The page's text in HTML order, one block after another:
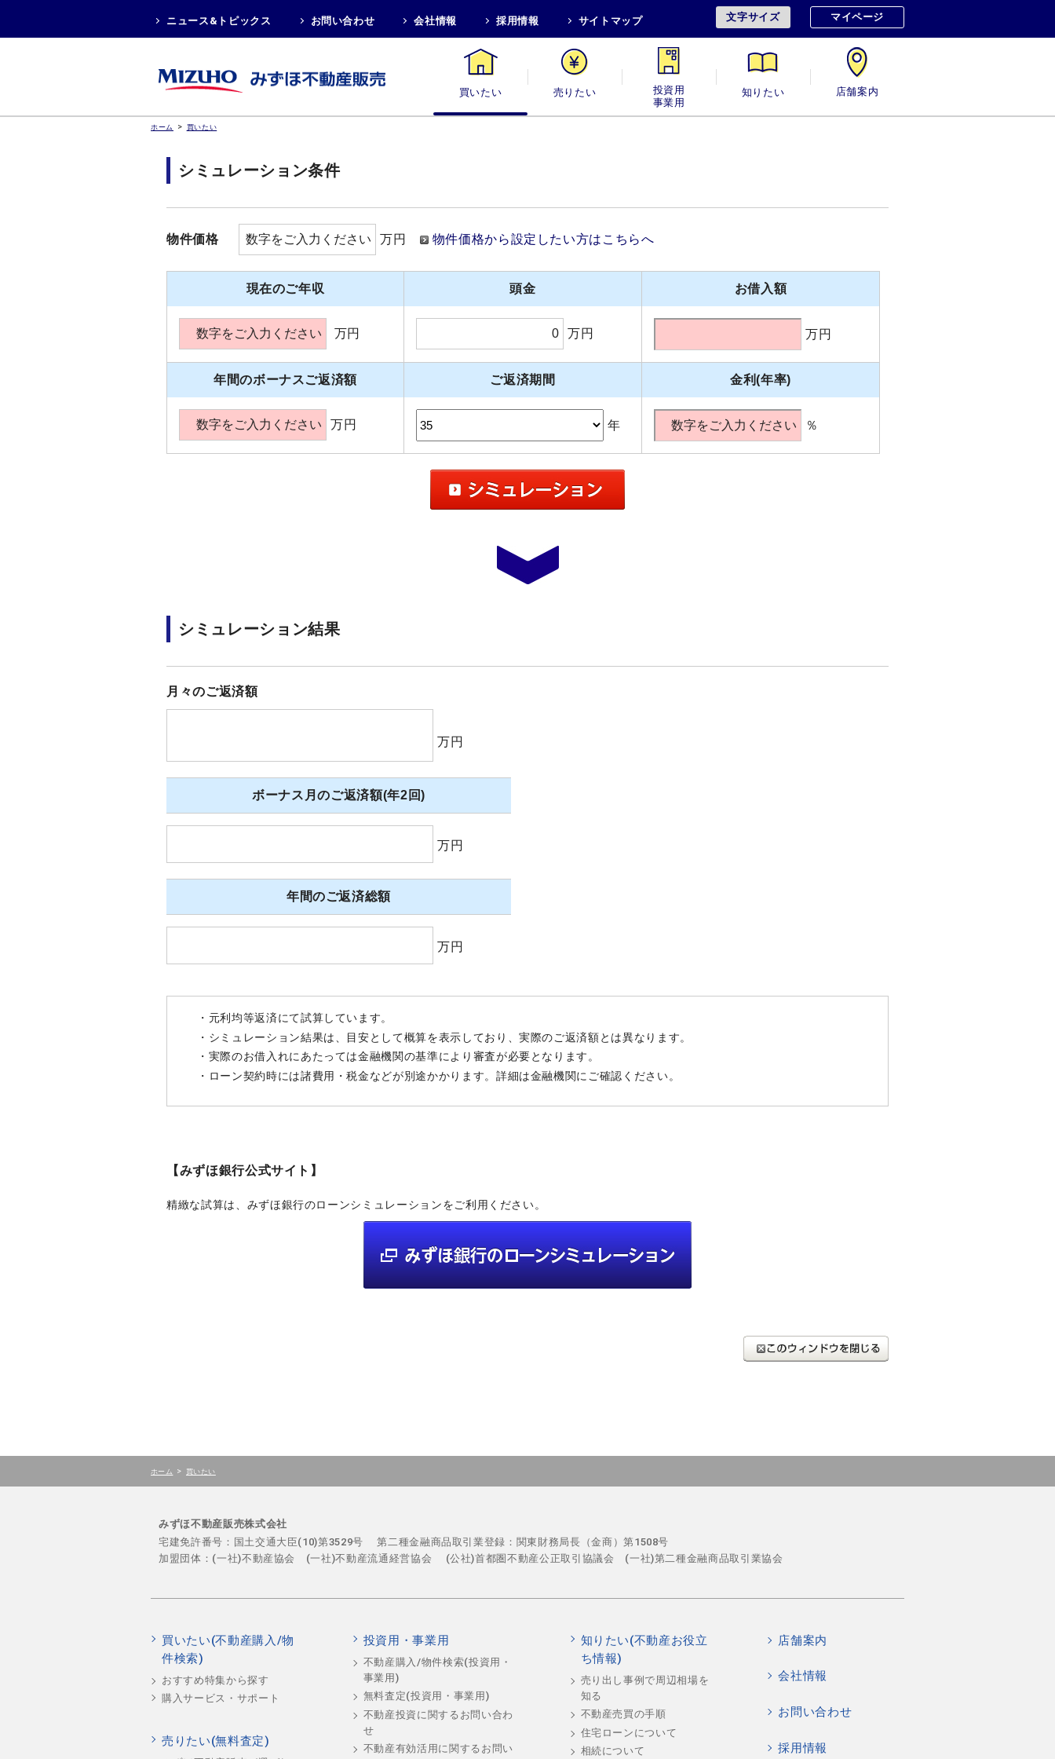
ニュース&トピックス お問い合わせ 会社情報 採用情報 サイトマップ 文字サイズ マイページ
買いたい 売りたい 投資用・事業用 知りたい 店舗案内
ホーム > 買いたい
シミュレーション条件
物件価格 万円 物件価格から設定したい方はこちらへ
現在のご年収
万円
頭金
万円
お借入額
万円
年間のボーナスご返済額
万円
ご返済期間
年
金利(年率)
％
シミュレーション結果
月々のご返済額
万円
ボーナス月のご返済額(年2回)
万円
年間のご返済総額
万円
・元利均等返済にて試算しています。
・シミュレーション結果は、目安として概算を表示しており、実際のご返済額とは異なります。
・実際のお借入れにあたっては金融機関の基準により審査が必要となります。
・ローン契約時には諸費用・税金などが別途かかります。詳細は金融機関にご確認ください。
【みずほ銀行公式サイト】
精緻な試算は、みずほ銀行のローンシミュレーションをご利用ください。
ホーム > 買いたい
みずほ不動産販売株式会社
宅建免許番号：国土交通大臣(10)第3529号
第二種金融商品取引業登録：関東財務局長（金商）第1508号
加盟団体：(一社)不動産協会 (一社)不動産流通経営協会
(公社)首都圏不動産公正取引協議会 (一社)第二種金融商品取引業協会
買いたい(不動産購入/物
件検索)
おすすめ特集から探す
購入サービス・サポート
売りたい(無料査定)
投資用・事業用
不動産購入/物件検索(投資用・
事業用)
無料査定(投資用・事業用)
不動産投資に関するお問い合わ
せ
不動産有効活用に関するお問い
知りたい(不動産お役立
ち情報)
売り出し事例で周辺相場を
知る
不動産売買の手順
住宅ローンについて
相続について
店舗案内
会社情報
お問い合わせ
採用情報